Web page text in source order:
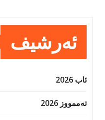
ئەرشیف
ئاب 2026
تەممووز 2026